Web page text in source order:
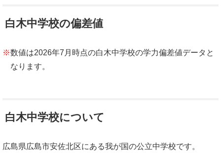
白木中学校の偏差値
※数値は2026年7月時点の白木中学校の学力偏差値データと
なります。
白木中学校について
広島県広島市安佐北区にある我が国の公立中学校です。